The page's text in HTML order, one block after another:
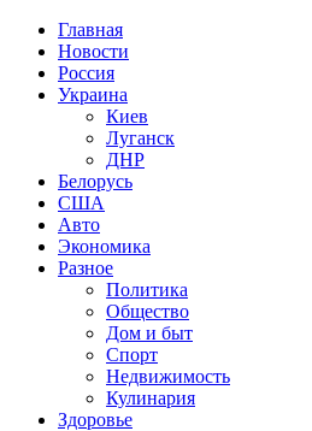
Главная
Новости
Россия
Украина
Киев
Луганск
ДНР
Белорусь
США
Авто
Экономика
Разное
Политика
Общество
Дом и быт
Спорт
Недвижимость
Кулинария
Здоровье